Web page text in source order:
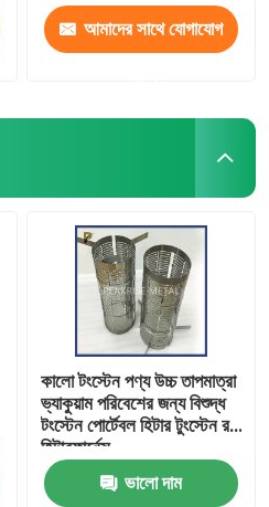
আমাদের সাথে যোগাযোগ
কালো টংস্টেন পণ্য উচ্চ তাপমাত্রা
ভ্যাকুয়াম পরিবেশের জন্য বিশুদ্ধ
টংস্টেন পোর্টেবল হিটার টুংস্টেন রড
হিটারফার্নেস
ভালো দাম